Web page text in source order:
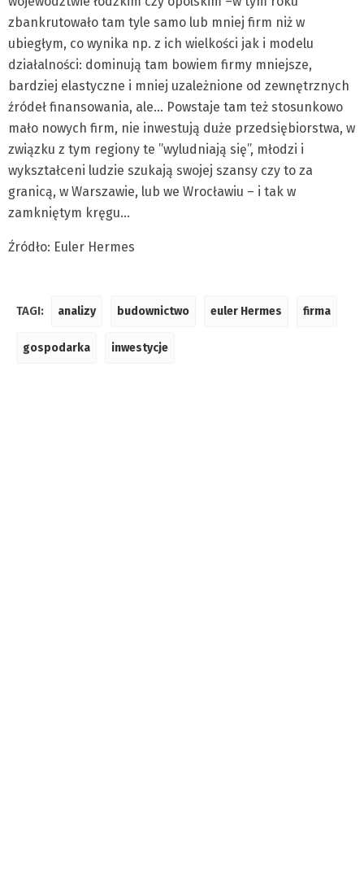
zbankrutowało tam tyle samo lub mniej firm niż w
ubiegłym, co wynika np. z ich wielkości jak i modelu
działalności: dominują tam bowiem firmy mniejsze,
bardziej elastyczne i mniej uzależnione od zewnętrznych
źródeł finansowania, ale… Powstaje tam też stosunkowo
mało nowych firm, nie inwestują duże przedsiębiorstwa, w
związku z tym regiony te ”wyludniają się”, młodzi i
wykształceni ludzie szukają swojej szansy czy to za
granicą, w Warszawie, lub we Wrocławiu – i tak w
zamkniętym kręgu…
Źródło: Euler Hermes
TAGI: analizy budownictwo euler Hermes firma
gospodarka inwestycje